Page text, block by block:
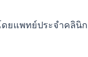
แพทย์ประจำคลินิก